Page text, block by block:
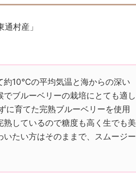
村産」
約10℃の平均気温と海からの深い
ブルーベリーの栽培にとても適し
に育てた完熟ブルーベリーを使用
しているので糖度も高く生でも美
たい方はそのままで、スムージー